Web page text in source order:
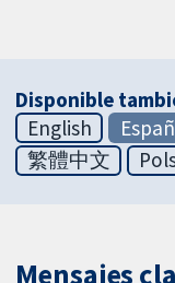
Disponible
English
繁體中文
Mensajes